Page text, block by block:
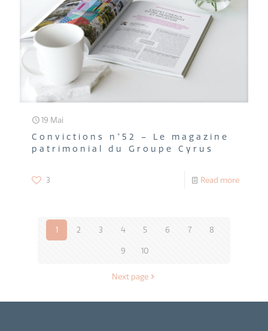
19 Mai
Convictions n°52 – Le magazine
patrimonial du Groupe Cyrus
3 Read more
1 2 3 4 5 6 7 8
9 10
Next page